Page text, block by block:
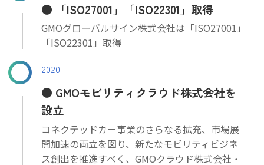
「ISO27001」「ISO22301」取得
GMOグローバルサイン株式会社は「ISO27001」
「ISO22301」取得
2020
GMOモビリティクラウド株式会社を
設立
コネクテッドカー事業のさらなる拡充、市場展
開加速の両立を図り、新たなモビリティビジネ
ス創出を推進すべく、GMOクラウド株式会社・